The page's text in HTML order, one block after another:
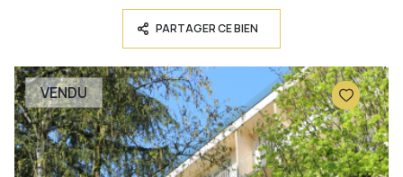
PARTAGER CE BIEN
VENDU